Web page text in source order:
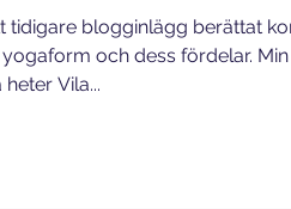
tidigare blogginlägg berättat
och dess fördelar.
Vila...